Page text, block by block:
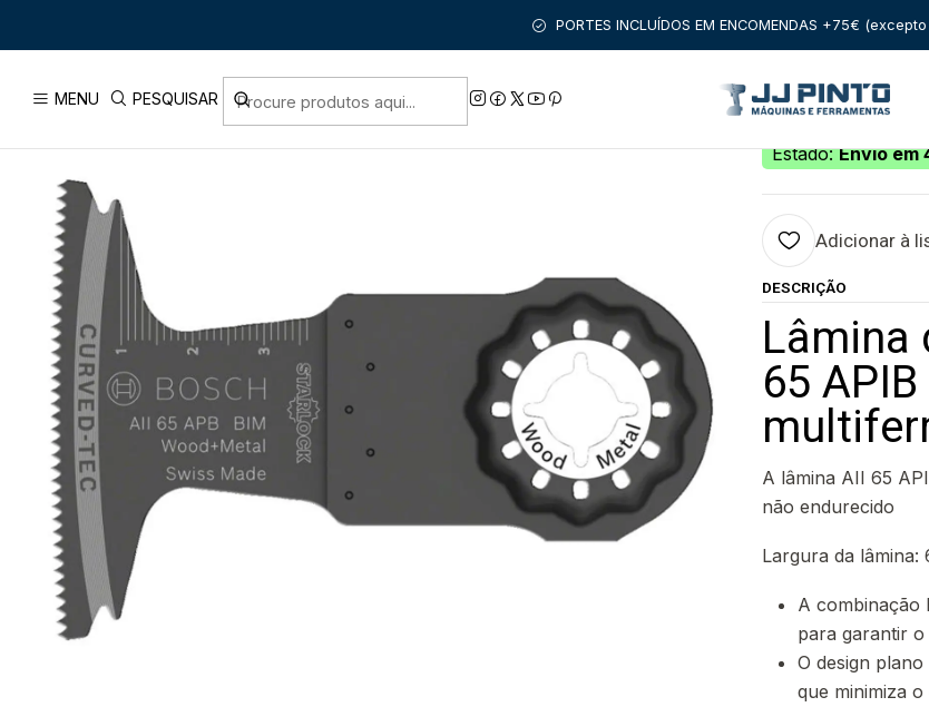
MENU PESQUISAR
PORTES INCLUÍDOS EM ENCOMENDAS +75€
ACESSORIOS PARA A MULTIFUNÇOES Lâmina de serra de imersão
Lâmina de
e Metal
Estado:Envio em
Adicionar à
DESCRIÇÃO
Lâmina
65
A lâmina AII 65
não endurecido
Largura da lâmina:
A combinação
para garantir
O design
que minimiza o